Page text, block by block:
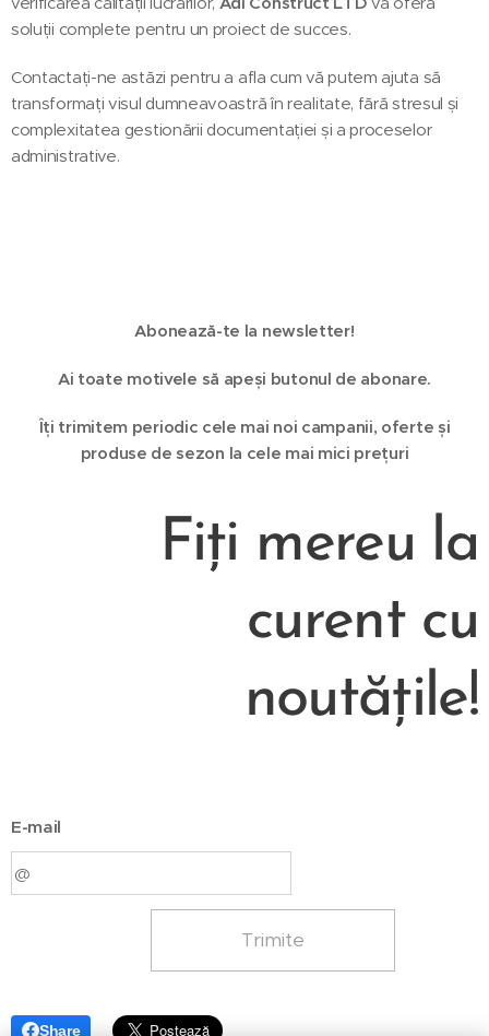
soluții complete pentru un proiect de succes.
Contactați-ne astăzi pentru a afla cum vă putem ajuta să
transformați visul dumneavoastră în realitate, fără stresul și
complexitatea gestionării documentației și a proceselor
administrative.
Abonează-te la newsletter!
Ai toate motivele să apeși butonul de abonare.
Îți trimitem periodic cele mai noi campanii, oferte și
produse de sezon la cele mai mici prețuri
Fiți mereu la
curent cu
noutățile!
E-mail
Trimite
Share